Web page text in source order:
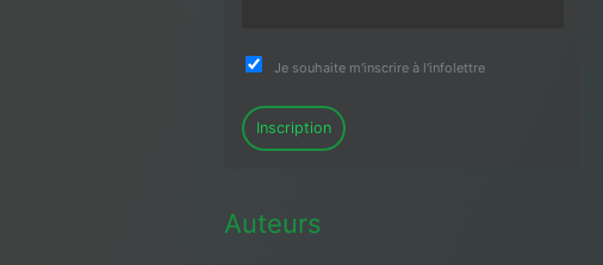
Je souhaite m'inscrire à l'infolettre
Inscription
Auteurs